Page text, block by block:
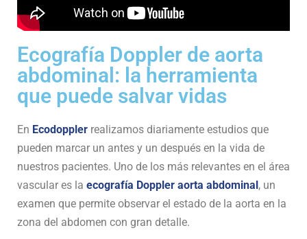
Ecografía Doppler de aorta
abdominal: la herramienta
que puede salvar vidas
En Ecodoppler realizamos diariamente estudios que
pueden marcar un antes y un después en la vida de
nuestros pacientes. Uno de los más relevantes en el área
vascular es la ecografía Doppler aorta abdominal, un
examen que permite observar el estado de la aorta en la
zona del abdomen con gran detalle.